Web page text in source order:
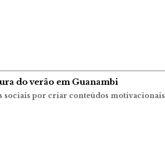
do verão em Guanambi
sociais por criar conteúdos motivacionais